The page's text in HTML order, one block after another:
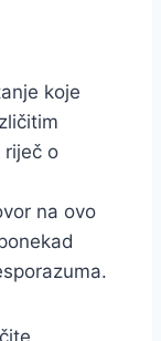
koje
riječ o
na ovo